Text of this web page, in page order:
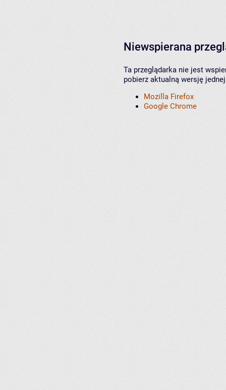
Niewspierana
Ta przeglądarka nie jest
pobierz aktualną wersję
Mozilla Firefox
Google Chrome